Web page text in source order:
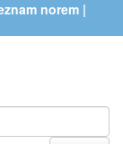
norem |